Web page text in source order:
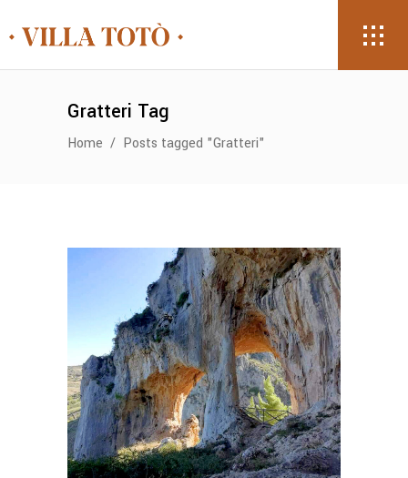
Gratteri Tag
Home / Posts tagged "Gratteri"